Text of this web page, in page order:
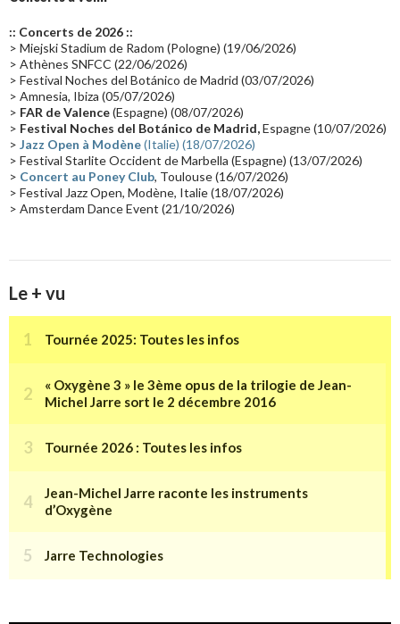
Passages radio Vidéo Jarrecast (16) Synthé 80's
Les concerts en Chine(16) Cinéma
Synthé Roland(15) Belgique(15)
(14) Astronomie (14) (14)
Tournée 2025(14) 2024(14) Chine(13)
:: Concerts de 2026 ::
> Miejski Stadium de Radom (Pologne) (19/06/2026)
> Athènes SNFCC (22/06/2026)
> Festival Noches del Botánico de Madrid (03/07/2026)
> Amnesia, Ibiza (05/07/2026)
> FAR de Valence(Espagne) (08/07/2026)
> Festival Noches del Botánico de Madrid,Espagne (10/07/2026)
> Jazz Open à Modène(Italie) (18/07/2026)
> Festival Starlite Occident de Marbella (Espagne) (13/07/2026)
> Concert au Poney Club, Toulouse (16/07/2026)
> Festival Jazz Open, Modène, Italie (18/07/2026)
> Amsterdam Dance Event (21/10/2026)
Le + vu